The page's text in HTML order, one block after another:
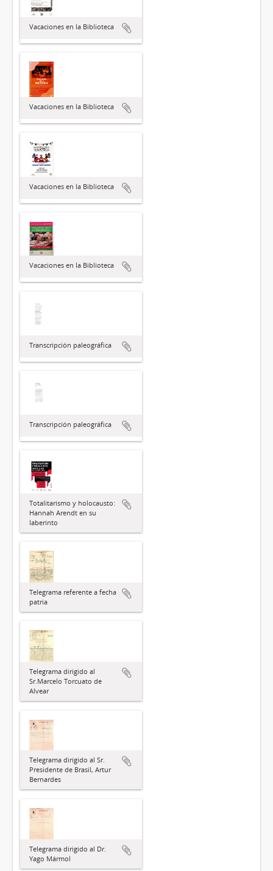
Vacaciones en la Biblioteca
Vacaciones en la Biblioteca
Vacaciones en la Biblioteca
Vacaciones en la Biblioteca
Transcripción paleográfica
Transcripción paleográfica
Totalitarismo y holocausto:
Hannah Arendt en su
laberinto
Telegrama referente a fecha
patria
Telegrama dirigido al
Sr.Marcelo Torcuato de
Alvear
Telegrama dirigido al Sr.
Presidente de Brasil, Artur
Bernardes
Telegrama dirigido al Dr.
Yago Mármol